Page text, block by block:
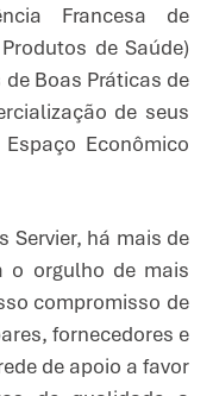
Francesa de
de Saúde)
Boas Práticas de
de seus
Econômico
Servier, há mais de
o orgulho de mais
compromisso de
fornecedores e
de apoio a favor